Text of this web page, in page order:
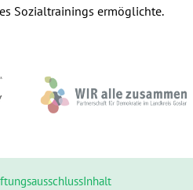
Sozialtrainings ermöglichte.
Inhalt